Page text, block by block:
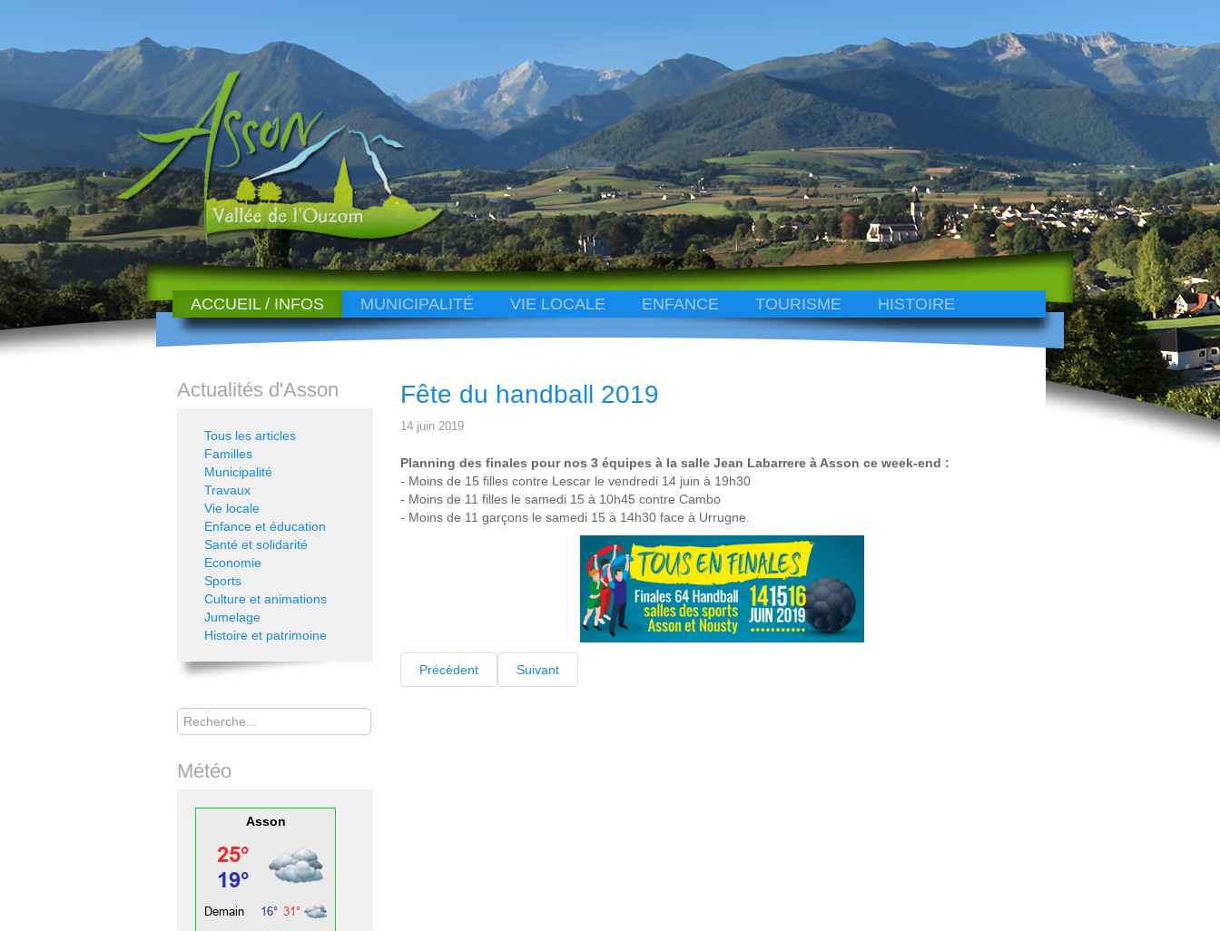
ACCUEIL / INFOS MUNICIPALITÉ VIE LOCALE ENFANCE TOURISME HISTOIRE
Fête du handball 2019
14 juin 2019
Planning des finales pour nos 3 équipes à la salle Jean Labarrere à Asson ce week-end :
- Moins de 15 filles contre Lescar le vendredi 14 juin à 19h30
- Moins de 11 filles le samedi 15 à 10h45 contre Cambo
- Moins de 11 garçons le samedi 15 à 14h30 face à Urrugne.
Précédent Suivant
Actualités d'Asson
Tous les articles
Familles
Municipalité
Travaux
Vie locale
Enfance et éducation
Santé et solidarité
Economie
Sports
Culture et animations
Jumelage
Histoire et patrimoine
Rechercher
Météo
Asson